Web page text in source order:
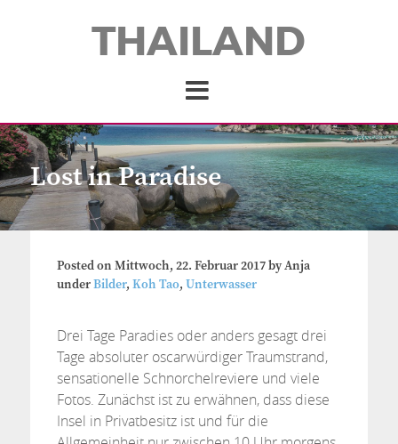
THAILAND
Lost in Paradise
Posted on Mittwoch, 22. Februar 2017byAnja
underBilder, Koh Tao, Unterwasser
Drei Tage Paradies oder anders gesagt drei
Tage absoluter oscarwürdiger Traumstrand,
sensationelle Schnorchelreviere und viele
Fotos. Zunächst ist zu erwähnen, dass diese
Insel in Privatbesitz ist und für die